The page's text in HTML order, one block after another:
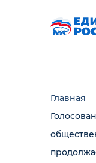
Главная